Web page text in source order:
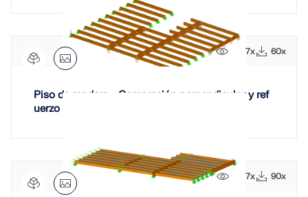
1047x 60x
Piso de madera - Compresión perpendicular y ref
uerzo con tirafondos
1077x 90x